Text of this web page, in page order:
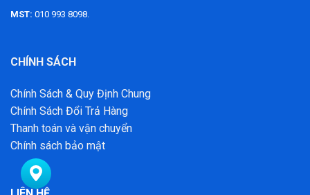
MST: 010 993 8098.
CHÍNH SÁCH
Chính Sách & Quy Định Chung
Chính Sách Đổi Trả Hàng
Thanh toán và vận chuyển
Chính sách bảo mật